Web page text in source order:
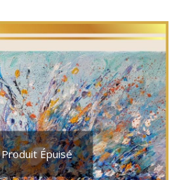
Produit Épuisé